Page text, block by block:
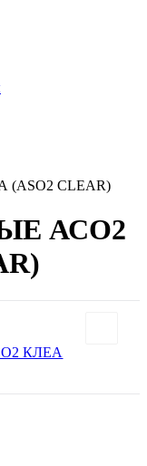
CLEAR)
АСО2